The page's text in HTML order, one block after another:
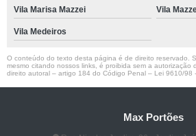
Vila Marisa Mazzei Vila
Vila Medeiros
O conteúdo do texto desta página é de direito reservado.
mesmo citando nossos links, é proibida sem a autorização
direito autoral – artigo 184 do Código Penal – Lei 9610/98
Max Portões